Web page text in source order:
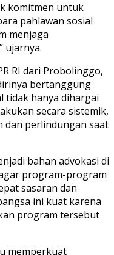
komitmen untuk
pahlawan sosial
menjaga
ujarnya.
RI dari Probolinggo,
bertanggung
tidak hanya dihargai
secara sistemik,
dan perlindungan saat
bahan advokasi di
program-program
sasaran dan
ini kuat karena
program tersebut
memperkuat